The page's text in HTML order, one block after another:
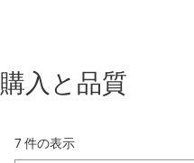
購入と品質